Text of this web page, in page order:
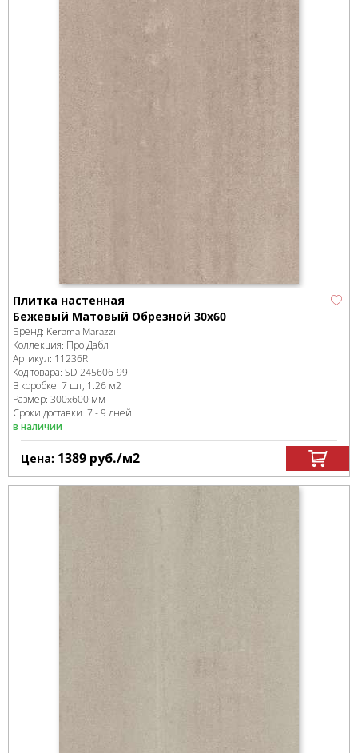
Плитка настенная
Бежевый Матовый Обрезной 30х60
Бренд: Kerama Marazzi
Коллекция: Про Дабл
Артикул: 11236R
Код товара: SD-245606-99
В коробке: 7 шт, 1.26 м2
Размер: 300x600 мм
Сроки доставки: 7 - 9 дней
в наличии
Цена: 1389 руб./м2